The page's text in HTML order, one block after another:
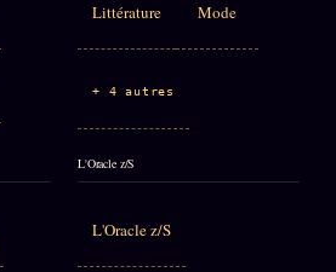
Littérature Mode
+ 4 autres
L'Oracle z/S
L'Oracle z/S